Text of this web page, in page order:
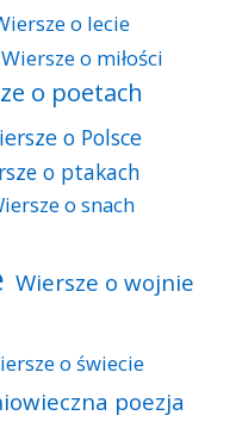
o lecie
Wiersze o miłości
o poetach
o Polsce
o ptakach
o snach
Wiersze o wojnie
o świecie
poezja